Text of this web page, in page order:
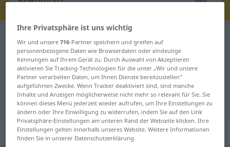
Deutsch-Polnisch Übersetzung für
"unähnlich"
"unähnlich" Polnisch Übersetzung
„unähnlich“
Ihre Privatsphäre ist uns wichtig
Wir und unsere716-Partner speichern und greifen auf
personenbezogene Daten wie Browserdaten oder eindeutige
Kennungen auf Ihrem Gerät zu. Durch Auswahl von Akzeptieren
aktivieren Sie Tracking-Technologien für die unter „Wir und unsere
Partner verarbeiten Daten, um Ihnen Dienste bereitzustellen“
aufgeführten Zwecke. Wenn Tracker deaktiviert sind, sind manche
Inhalte und Anzeigen möglicherweise nicht mehr so relevant für Sie. Sie
können dieses Menü jederzeit wieder aufrufen, um Ihre Einstellungen zu
ändern oder Ihre Einwilligung zu widerrufen, indem Sie auf den Link
Privatsphäre-Einstellungen am unteren Rand der Webseite klicken. Ihre
Einstellungen gelten innerhalb unseres Website. Weitere Informationen
finden Sie in unserer Datenschutzerklärung.